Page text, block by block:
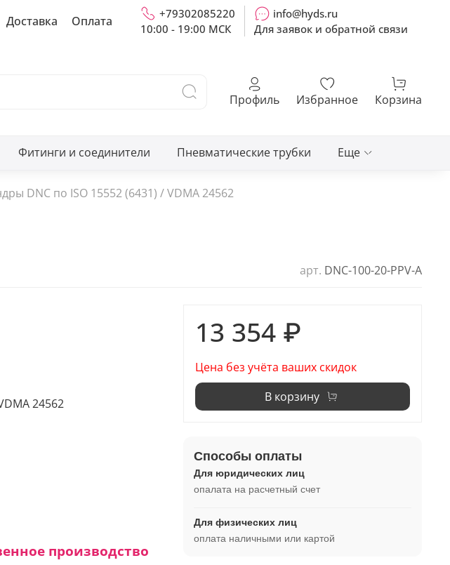
Доставка Оплата
+79302085220
10:00 - 19:00 МСК
info@hyds.ru
Для заявок и обратной связи
Профиль Избранное Корзина
Фитинги и соединители Пневматические трубки Еще
DNC по ISO 15552 (6431) / VDMA 24562
арт. DNC-100-20-PPV-A
24562
производство
13 354 ₽
Цена без учёта ваших скидок
В корзину
Способы оплаты
Для юридических лиц
опалата на расчетный счет
Для физических лиц
оплата наличными или картой